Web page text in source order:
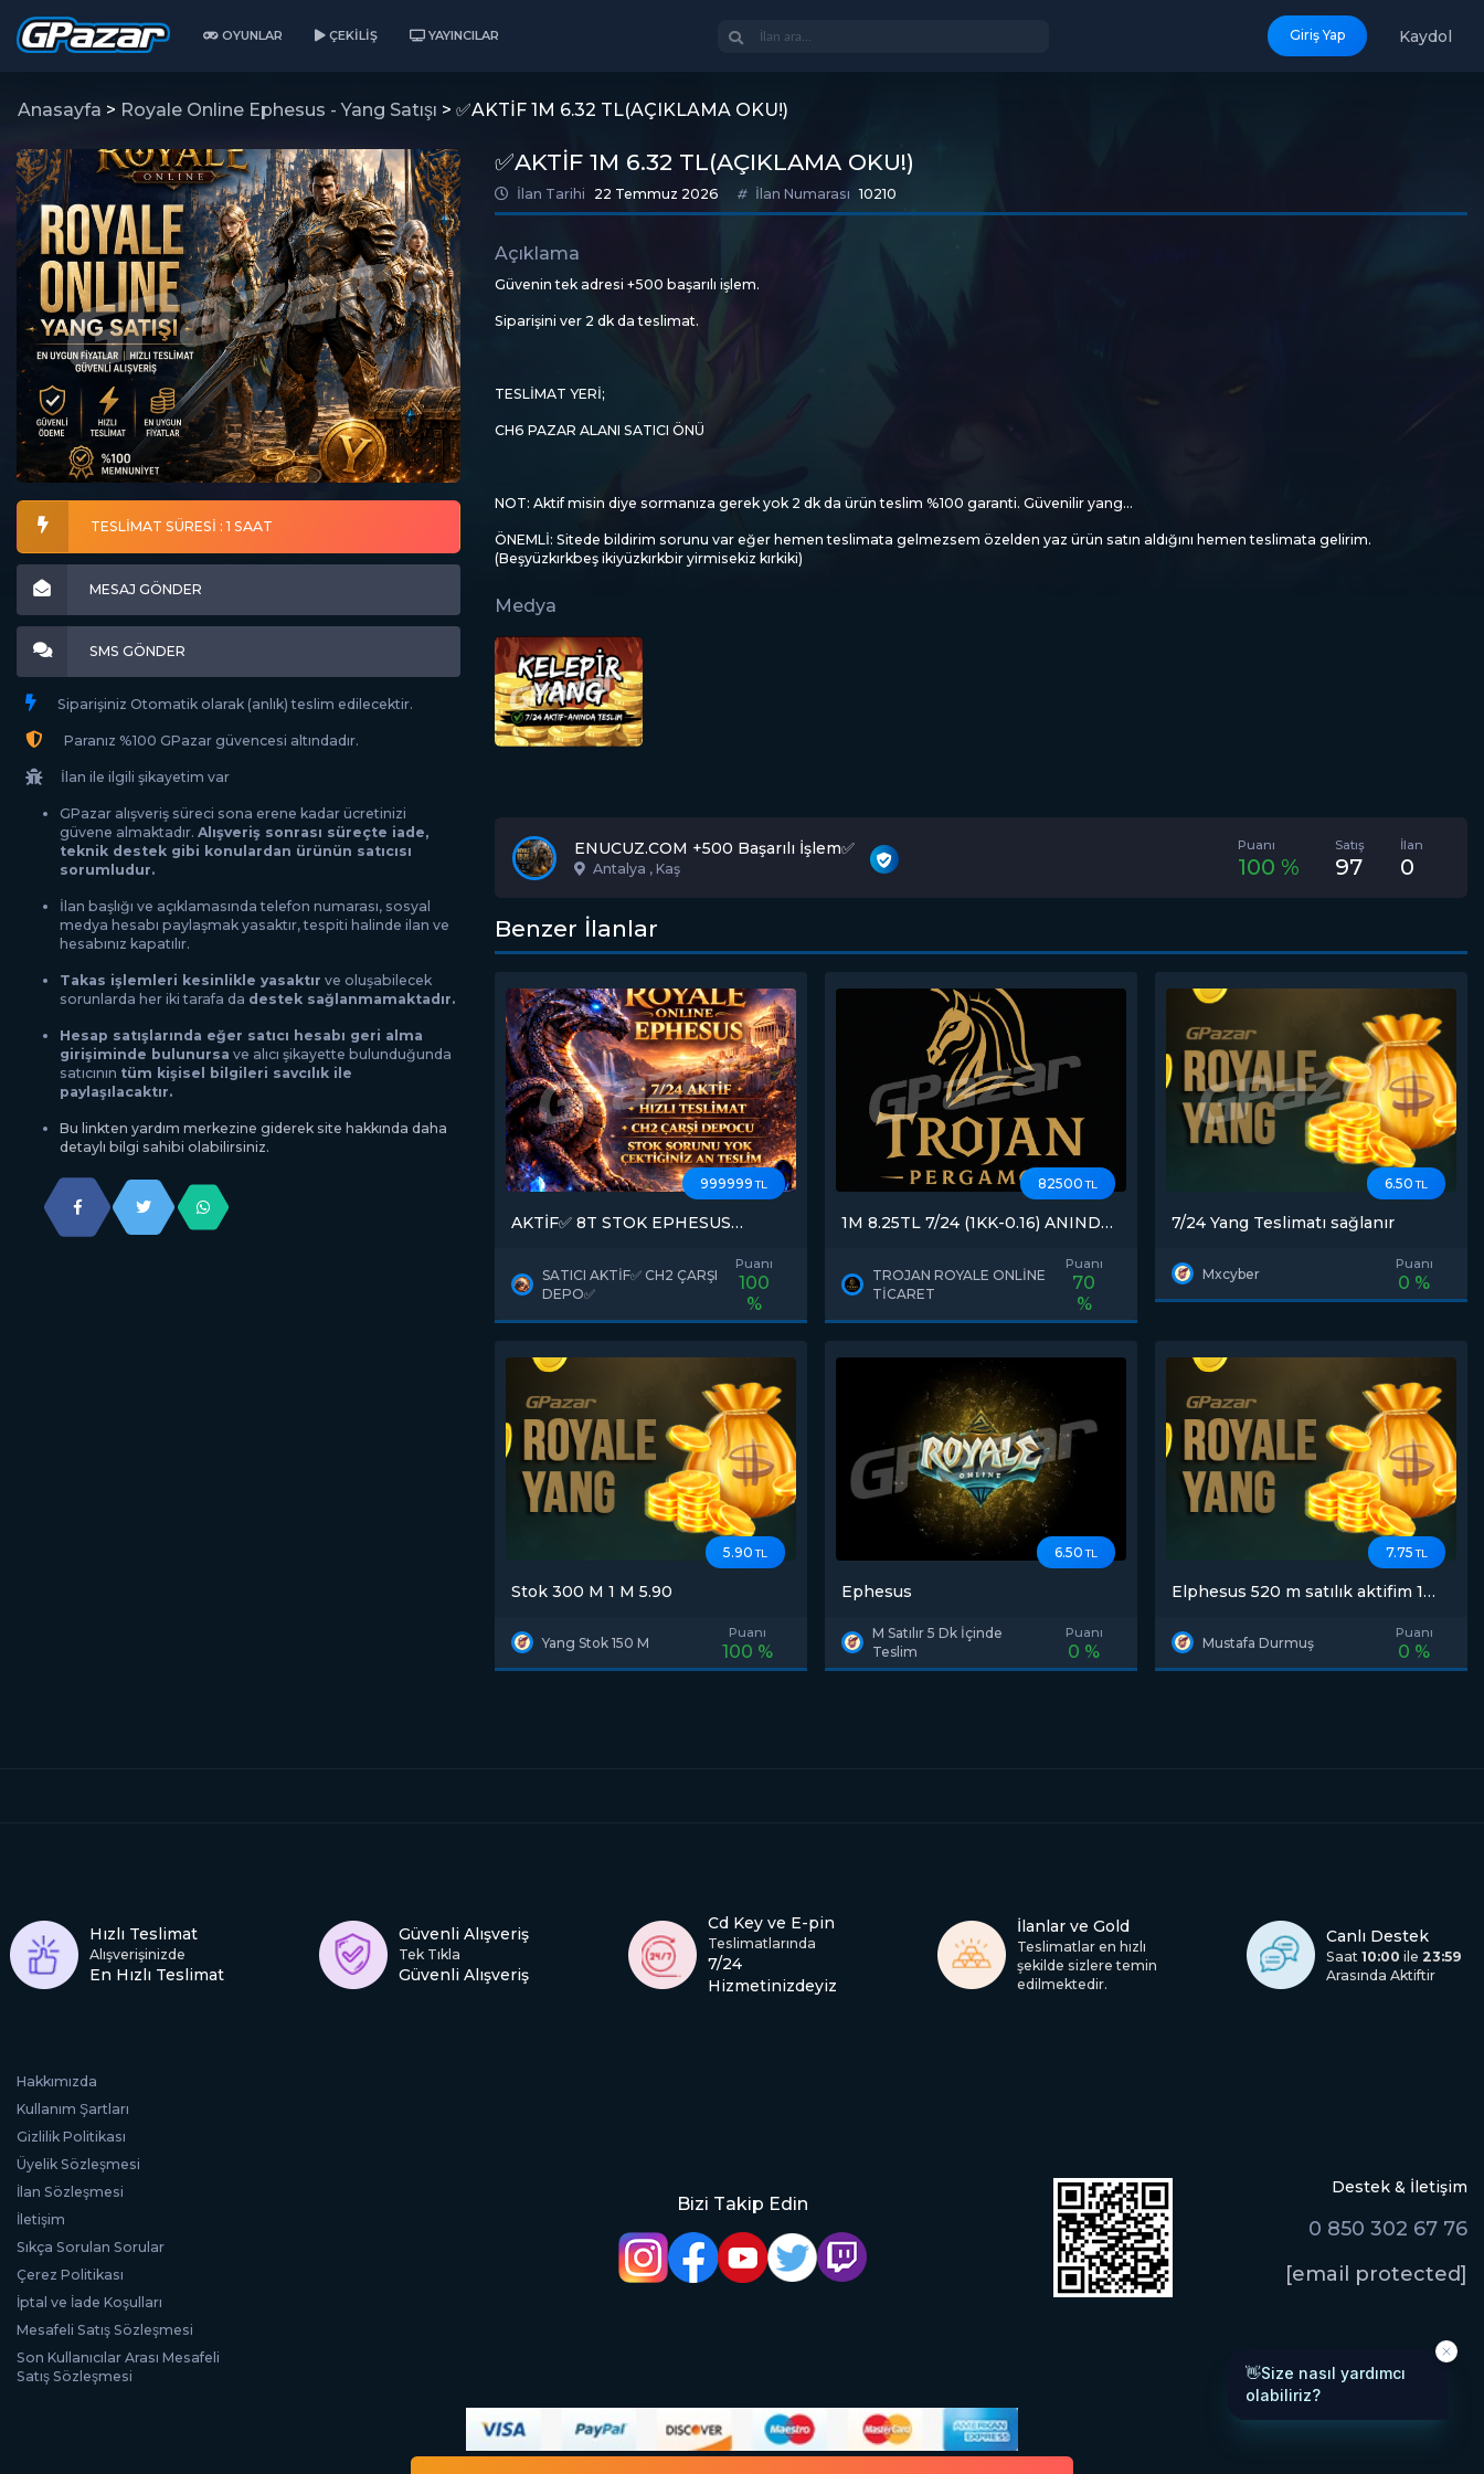
OYUNLAR ÇEKILIŞ YAYINCILAR Giriş Yap Kaydol
Anasayfa > Royale Online Ephesus - Yang Satışı > ✅️AKTİF 1M 6.32 TL(AÇIKLAMA OKU!)
TESLİMAT SÜRESİ : 1 SAAT
MESAJ GÖNDER
SMS GÖNDER
Siparişiniz Otomatik olarak (anlık) teslim edilecektir.
Paranız %100 GPazar güvencesi altındadır.
İlan ile ilgili şikayetim var
GPazar alışveriş süreci sona erene kadar ücretinizi
güvene almaktadır. Alışveriş sonrası süreçte iade,
teknik destek gibi konulardan ürünün satıcısı
sorumludur.
İlan başlığı ve açıklamasında telefon numarası, sosyal
medya hesabı paylaşmak yasaktır, tespiti halinde ilan ve
hesabınız kapatılır.
Takas işlemleri kesinlikle yasaktır ve oluşabilecek
sorunlarda her iki tarafa da destek sağlanmamaktadır.
Hesap satışlarında eğer satıcı hesabı geri alma
girişiminde bulunursa ve alıcı şikayette bulunduğunda
satıcının tüm kişisel bilgileri savcılık ile
paylaşılacaktır.
Bu linkten yardım merkezine giderek site hakkında daha
detaylı bilgi sahibi olabilirsiniz.
✅️AKTİF 1M 6.32 TL(AÇIKLAMA OKU!)
İlan Tarihi 22 Temmuz 2026 İlan Numarası 10210
Açıklama
Güvenin tek adresi +500 başarılı işlem.
Siparişini ver 2 dk da teslimat.
TESLİMAT YERİ;
CH6 PAZAR ALANI SATICI ÖNÜ
NOT: Aktif misin diye sormanıza gerek yok 2 dk da ürün teslim %100 garanti. Güvenilir yang...
ÖNEMLİ: Sitede bildirim sorunu var eğer hemen teslimata gelmezsem özelden yaz ürün satın aldığını hemen teslimata gelirim.
(Beşyüzkırkbeş ikiyüzkırkbir yirmisekiz kırkiki)
Medya
ENUCUZ.COM +500 Başarılı İşlem✅️
Antalya , Kaş
Puanı
100 %
Satış
97
İlan
0
Benzer İlanlar
999999 TL
AKTİF✅ 8T STOK EPHESUS
TİC MERKEZİ DEPO AÇIKLAMAYA
BAKSATICI AKTİF✅ CH2 ÇARŞI
DEPO✅
Puanı
100
%
82500 TL
1M 8.25TL 7/24 (1KK-0.16) ANINDA
TROJAN ROYALE ONLİNE
TİCARET
Puanı
70
%
6.50 TL
7/24 Yang Teslimatı sağlanır
Mxcyber
Puanı
0 %
5.90 TL
Stok 300 M 1 M 5.90
Yang Stok 150 M
Puanı
100 %
6.50 TL
Ephesus
M Satılır 5 Dk İçinde
Teslim
Puanı
0 %
7.75 TL
Elphesus 520 m satılık aktifim 1m
Mustafa Durmuş
Puanı
0 %
Hızlı Teslimat
Alışverişinizde
En Hızlı Teslimat
Güvenli Alışveriş
Tek Tıkla
Güvenli Alışveriş
Cd Key ve E-pin
Teslimatlarında
7/24
Hizmetinizdeyiz
İlanlar ve Gold
Teslimatlar en hızlı
şekilde sizlere temin
edilmektedir.
Canlı Destek
Saat 10:00 ile 23:59
Arasında Aktiftir
Hakkımızda
Kullanım Şartları
Gizlilik Politikası
Üyelik Sözleşmesi
İlan Sözleşmesi
İletişim
Sıkça Sorulan Sorular
Çerez Politikası
İptal ve İade Koşulları
Mesafeli Satış Sözleşmesi
Son Kullanıcılar Arası Mesafeli
Satış Sözleşmesi
Bizi Takip Edin
Destek & İletişim
0 850 302 67 76
[email protected]